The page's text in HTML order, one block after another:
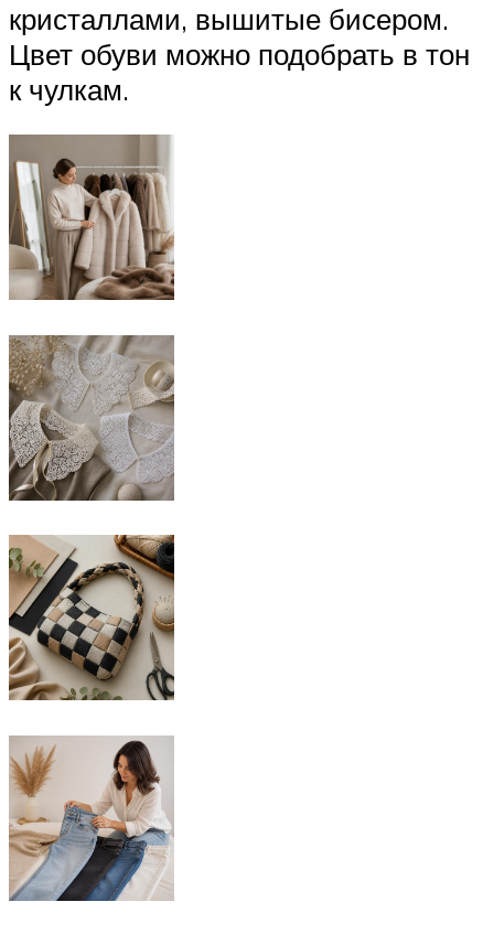
кристаллами, вышитые бисером.
Цвет обуви можно подобрать в тон
к чулкам.